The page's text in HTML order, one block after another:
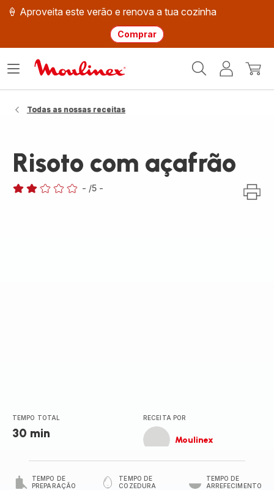
🍦 Aproveita este verão e renova a tua cozinha
Comprar
Moulinex
O
Abrir
Todas as nossas receitas
Risoto com açafrão
- /5 -
TEMPO TOTAL
30 min
RECEITA POR
Moulinex
TEMPO DE
PREPARAÇÃO
TEMPO DE
COZEDURA
TEMPO DE
ARREFECIMENTO